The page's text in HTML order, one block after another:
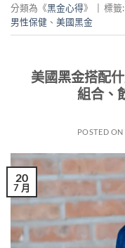
分類為《黑金心得》 標籤:
男性保健 、 美國黑金
美國黑金搭配
組合、
POSTED ON
20
7 月